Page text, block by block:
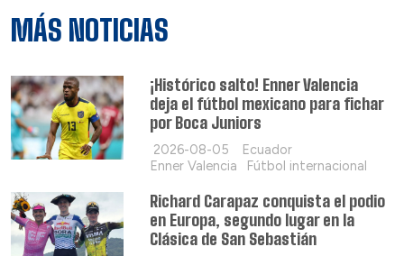
MÁS NOTICIAS
¡Histórico salto! Enner Valencia
deja el fútbol mexicano para fichar
por Boca Juniors
2026-08-05
Ecuador
Enner Valencia
Fútbol internacional
Richard Carapaz conquista el podio
en Europa, segundo lugar en la
Clásica de San Sebastián